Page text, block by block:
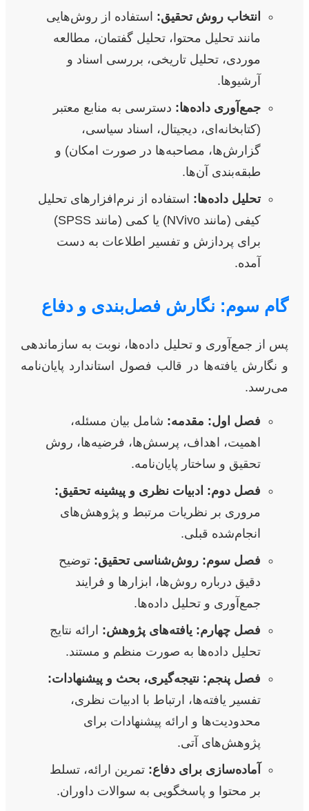
انتخاب روش تحقیق: استفاده از روش‌هایی
مانند تحلیل محتوا، تحلیل گفتمان، مطالعه
موردی، تحلیل تاریخی، بررسی اسناد و
آرشیوها.
جمع‌آوری داده‌ها: دسترسی به منابع معتبر
(کتابخانه‌ای، دیجیتال، اسناد سیاسی،
گزارش‌ها، مصاحبه‌ها در صورت امکان) و
طبقه‌بندی آن‌ها.
تحلیل داده‌ها: استفاده از نرم‌افزارهای تحلیل
کیفی (مانند NVivo) یا کمی (مانند SPSS)
برای پردازش و تفسیر اطلاعات به دست
آمده.
گام سوم: نگارش فصل‌بندی و دفاع
پس از جمع‌آوری و تحلیل داده‌ها، نوبت به سازماندهی
و نگارش یافته‌ها در قالب فصول استاندارد پایان‌نامه
می‌رسد.
فصل اول: مقدمه: شامل بیان مسئله،
اهمیت، اهداف، پرسش‌ها، فرضیه‌ها، روش
تحقیق و ساختار پایان‌نامه.
فصل دوم: ادبیات نظری و پیشینه تحقیق:
مروری بر نظریات مرتبط و پژوهش‌های
انجام‌شده قبلی.
فصل سوم: روش‌شناسی تحقیق: توضیح
دقیق درباره روش‌ها، ابزارها و فرایند
جمع‌آوری و تحلیل داده‌ها.
فصل چهارم: یافته‌های پژوهش: ارائه نتایج
تحلیل داده‌ها به صورت منظم و مستند.
فصل پنجم: نتیجه‌گیری، بحث و پیشنهادات:
تفسیر یافته‌ها، ارتباط با ادبیات نظری،
محدودیت‌ها و ارائه پیشنهادات برای
پژوهش‌های آتی.
آماده‌سازی برای دفاع: تمرین ارائه، تسلط
بر محتوا و پاسخگویی به سوالات داوران.